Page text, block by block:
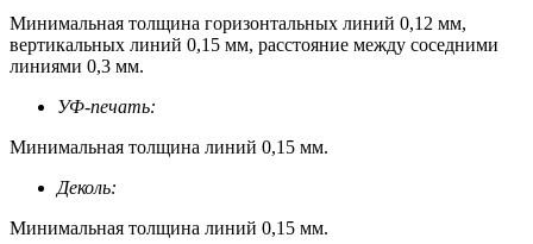
Минимальная толщина горизонтальных линий 0,12 мм,
вертикальных линий 0,15 мм, расстояние между соседними
линиями 0,3 мм.
УФ-печать:
Минимальная толщина линий 0,15 мм.
Деколь:
Минимальная толщина линий 0,15 мм.